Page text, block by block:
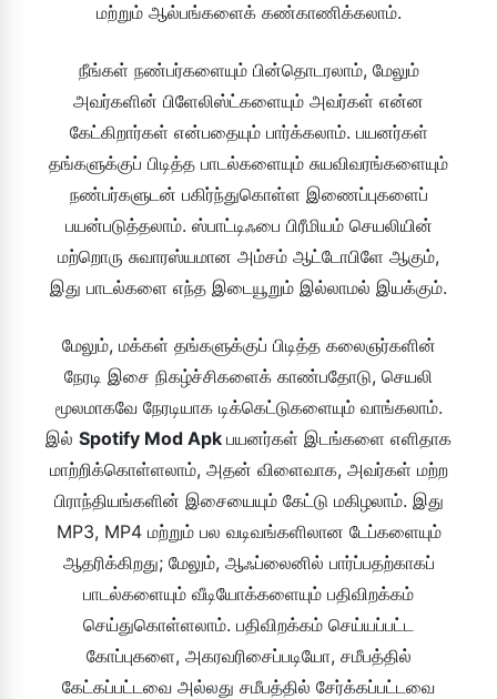
மற்றும் ஆல்பங்களைக் கண்காணிக்கலாம்.
நீங்கள் நண்பர்களையும் பின்தொடரலாம், மேலும்
அவர்களின் பிளேலிஸ்ட்களையும் அவர்கள் என்ன
கேட்கிறார்கள் என்பதையும் பார்க்கலாம். பயனர்கள்
தங்களுக்குப் பிடித்த பாடல்களையும் சுயவிவரங்களையும்
நண்பர்களுடன் பகிர்ந்துகொள்ள இணைப்புகளைப்
பயன்படுத்தலாம். ஸ்பாட்டிஃபை பிரீமியம் செயலியின்
மற்றொரு சுவாரஸ்யமான அம்சம் ஆட்டோபிளே ஆகும்,
இது பாடல்களை எந்த இடையூறும் இல்லாமல் இயக்கும்.
மேலும், மக்கள் தங்களுக்குப் பிடித்த கலைஞர்களின்
நேரடி இசை நிகழ்ச்சிகளைக் காண்பதோடு, செயலி
மூலமாகவே நேரடியாக டிக்கெட்டுகளையும் வாங்கலாம்.
இல் Spotify Mod Apk பயனர்கள் இடங்களை எளிதாக
மாற்றிக்கொள்ளலாம், அதன் விளைவாக, அவர்கள் மற்ற
பிராந்தியங்களின் இசையையும் கேட்டு மகிழலாம். இது
MP3, MP4 மற்றும் பல வடிவங்களிலான டேப்களையும்
ஆதரிக்கிறது; மேலும், ஆஃப்லைனில் பார்ப்பதற்காகப்
பாடல்களையும் வீடியோக்களையும் பதிவிறக்கம்
செய்துகொள்ளலாம். பதிவிறக்கம் செய்யப்பட்ட
கோப்புகளை, அகரவரிசைப்படியோ, சமீபத்தில்
கேட்கப்பட்டவை அல்லது சமீபத்தில் சேர்க்கப்பட்டவை